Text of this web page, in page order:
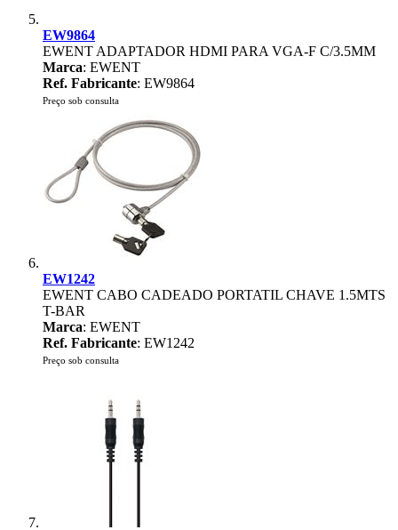
EW9864
EWENT ADAPTADOR HDMI PARA VGA-F C/3.5MM
Marca: EWENT
Ref. Fabricante: EW9864
Preço sob consulta
EW1242
EWENT CABO CADEADO PORTATIL CHAVE 1.5MTS
T-BAR
Marca: EWENT
Ref. Fabricante: EW1242
Preço sob consulta